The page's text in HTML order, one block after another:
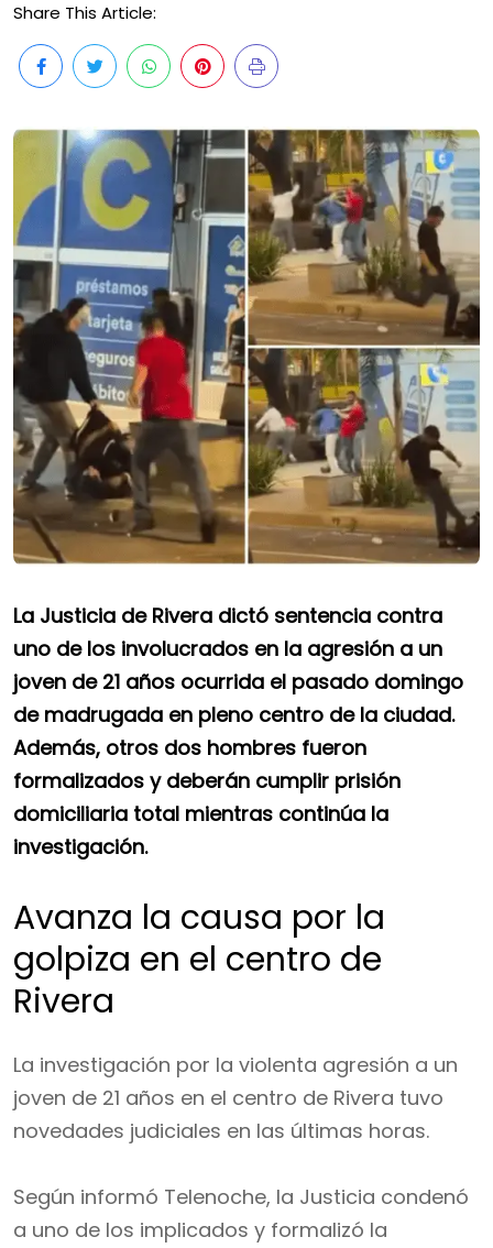
Share This Article:
La Justicia de Rivera dictó sentencia contra
uno de los involucrados en la agresión a un
joven de 21 años ocurrida el pasado domingo
de madrugada en pleno centro de la ciudad.
Además, otros dos hombres fueron
formalizados y deberán cumplir prisión
domiciliaria total mientras continúa la
investigación.
Avanza la causa por la
golpiza en el centro de
Rivera
La investigación por la violenta agresión a un
joven de 21 años en el centro de Rivera tuvo
novedades judiciales en las últimas horas.
Según informó Telenoche, la Justicia condenó
a uno de los implicados y formalizó la